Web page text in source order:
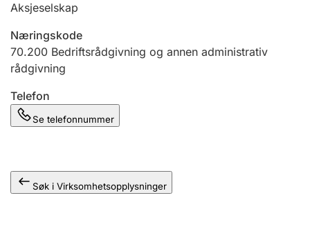
Andre tema
Aksjeselskap
Næringskode
70.200 Bedriftsrådgivning og annen administrativ
rådgivning
Telefon
Se telefonnummer
Søk i Virksomhetsopplysninger